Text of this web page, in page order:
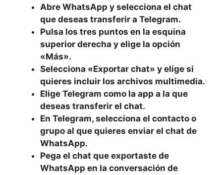
Abre WhatsApp y ‍selecciona el⁣ chat‍
que deseas transferir a Telegram.
Pulsa ​los tres puntos en ‌la esquina
superior derecha y elige ⁣la opción⁣
«Más».
Selecciona «Exportar chat» y elige si
quieres incluir los ⁣archivos multimedia.
Elige Telegram como la ⁤app ⁤a la que
deseas⁣ transferir el chat.
En Telegram, selecciona el​ contacto o
grupo al que quieres enviar el chat​ de
WhatsApp.
Pega el chat⁢ que‌ exportaste⁣ de
‌WhatsApp en ⁢la ⁢conversación de